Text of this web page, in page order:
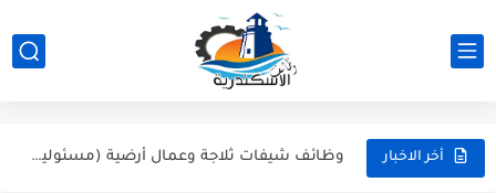
أخر الاخبار
وظائف متوفرة الان على وظائف الاسكندرية بضمان ورعاية وظائف الاسكندرية...
وظائف شيفات ثلاجة وعمال أرضية (مسئولين صالة) | سوبر ماركت...